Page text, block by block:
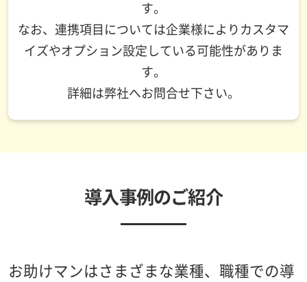
す。
なお、連携項目については企業様によりカスタマ
イズやオプション設定している可能性がありま
す。
詳細は弊社へお問合せ下さい。
導入事例のご紹介
お助けマンはさまざまな業種、職種での導